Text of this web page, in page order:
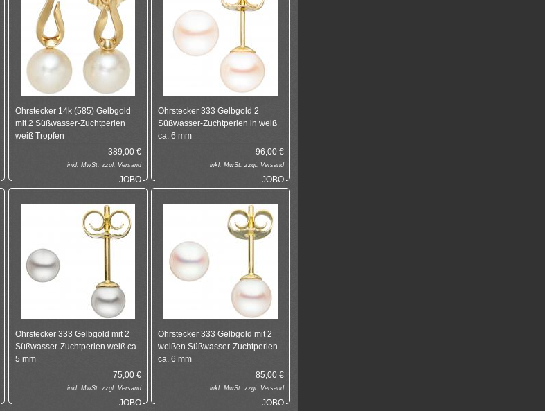
Ohrstecker 14k (585) Gelbgold
mit 2 Süßwasser-Zuchtperlen
weiß Tropfen
389,00 €
inkl. MwSt. zzgl. Versand
JOBO
Ohrstecker 333 Gelbgold 2
Süßwasser-Zuchtperlen in weiß
ca. 6 mm
96,00 €
inkl. MwSt. zzgl. Versand
JOBO
Ohrstecker 333 Gelbgold mit 2
Süßwasser-Zuchtperlen weiß ca.
5 mm
75,00 €
inkl. MwSt. zzgl. Versand
JOBO
Ohrstecker 333 Gelbgold mit 2
weißen Süßwasser-Zuchtperlen
ca. 6 mm
85,00 €
inkl. MwSt. zzgl. Versand
JOBO